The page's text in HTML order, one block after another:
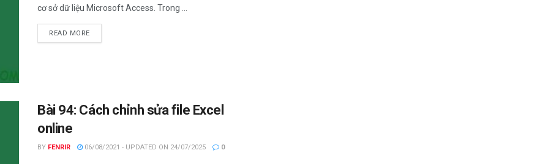
cơ sở dữ liệu Microsoft Access. Trong ...
READ MOREDETAILS
Bài 94: Cách chỉnh sửa file Excel
online
BY FENRIR 06/08/2021 - UPDATED ON 24/07/2025 0